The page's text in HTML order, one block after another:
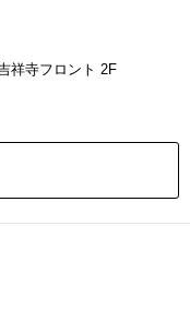
祥寺フロント 2F